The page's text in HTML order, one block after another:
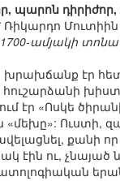
պարոն դիրիժոր,
Ռիկարդո
ամյակի
էր
հուշարձանի
էր «Ոսկե
Ուստի,
էին ու,